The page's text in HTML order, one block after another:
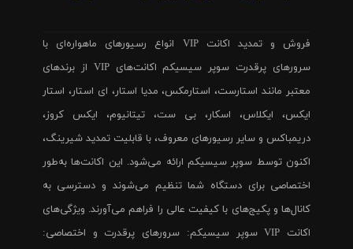
فروش و تمدید اکانت VIP انواع رسیورهای ماهواره‌ای با
سرورهای پرقدرت سوپر سیسیکم اکانت‌های VIP از برندهای
معتبر مانند استارست، استارمکس، مدیا استار، ای استار، استار
ایکس، ایکلاس، اسکار، بی ست، تیتانیوم، ایکس کروز،
دریمباکس و سایر رسیورهای معروف، با قابلیت تمدید شیرینگ،
اکنون توسط سوپر سیسیکم ارائه می‌شود. این اکانت‌ها به‌طور
اختصاصی برای دستگاه شما تنظیم می‌شوند و دسترسی به
کانال‌ها و پکیج‌های با کیفیت عالی را فراهم می‌آورند. ویژگی‌های
اکانت VIP سوپر سیسیکم: سرورهای پرقدرت و اختصاصی: